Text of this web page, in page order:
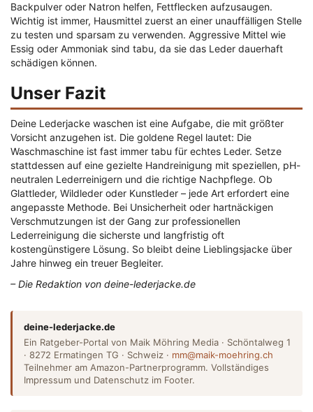
Backpulver oder Natron helfen, Fettflecken aufzusaugen.
Wichtig ist immer, Hausmittel zuerst an einer unauffälligen Stelle
zu testen und sparsam zu verwenden. Aggressive Mittel wie
Essig oder Ammoniak sind tabu, da sie das Leder dauerhaft
schädigen können.
Unser Fazit
Deine Lederjacke waschen ist eine Aufgabe, die mit größter
Vorsicht anzugehen ist. Die goldene Regel lautet: Die
Waschmaschine ist fast immer tabu für echtes Leder. Setze
stattdessen auf eine gezielte Handreinigung mit speziellen, pH-
neutralen Lederreinigern und die richtige Nachpflege. Ob
Glattleder, Wildleder oder Kunstleder – jede Art erfordert eine
angepasste Methode. Bei Unsicherheit oder hartnäckigen
Verschmutzungen ist der Gang zur professionellen
Lederreinigung die sicherste und langfristig oft
kostengünstigere Lösung. So bleibt deine Lieblingsjacke über
Jahre hinweg ein treuer Begleiter.
– Die Redaktion von deine-lederjacke.de
deine-lederjacke.de
Ein Ratgeber-Portal von Maik Möhring Media · Schöntalweg 1
· 8272 Ermatingen TG · Schweiz · mm@maik-moehring.ch
Teilnehmer am Amazon-Partnerprogramm. Vollständiges
Impressum und Datenschutz im Footer.